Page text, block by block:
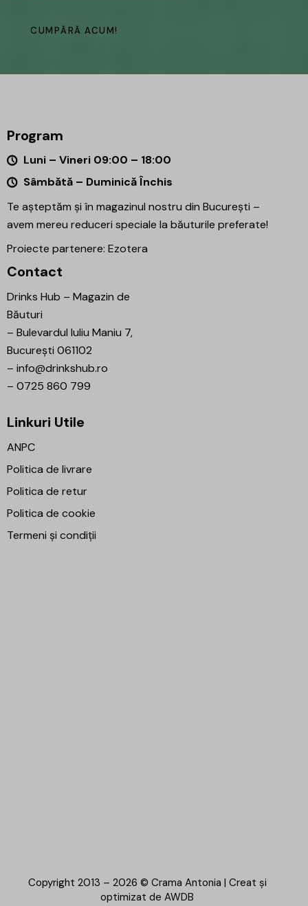
CUMPĂRĂ ACUM!
Program
Luni – Vineri 09:00 – 18:00
Sâmbătă – Duminică Închis
Te așteptăm și în magazinul nostru din București –
avem mereu reduceri speciale la băuturile preferate!
Proiecte partenere: Ezotera
Contact
Drinks Hub – Magazin de
Băuturi
– Bulevardul Iuliu Maniu 7,
București 061102
– info@drinkshub.ro
– 0725 860 799
Linkuri Utile
ANPC
Politica de livrare
Politica de retur
Politica de cookie
Termeni și condiții
Copyright 2013 – 2026 © Crama Antonia | Creat și
optimizat de AWDB